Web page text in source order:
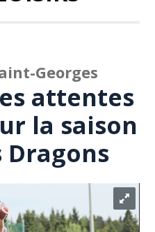
Georges
attentes
la saison
Dragons